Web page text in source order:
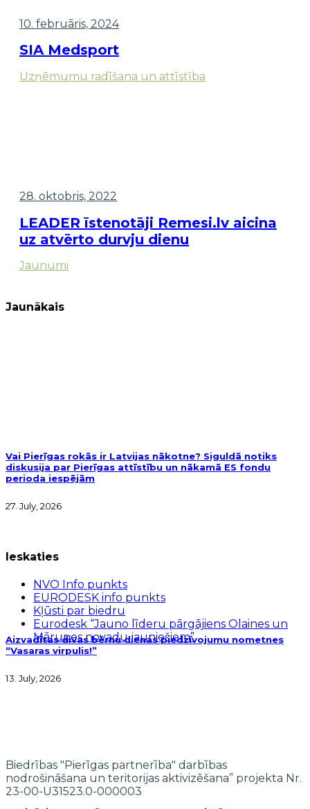
10. februāris, 2024
SIA Medsport
Uzņēmumu radīšana un attīstība
28. oktobris, 2022
LEADER īstenotāji Remesi.lv aicina
uz atvērto durvju dienu
Jaunumi
Jaunākais
Vai Pierīgas rokās ir Latvijas nākotne? Siguldā notiks
diskusija par Pierīgas attīstību un nākamā ES fondu
perioda iespējām
27. July, 2026
Aizvadītas divas bērnu dienas piedzīvojumu nometnes
“Vasaras virpulis!”
13. July, 2026
Ieskaties
NVO Info punkts
EURODESK info punkts
Kļūsti par biedru
Eurodesk “Jauno līderu pārgājiens Olaines un
Mārupes novadu jauniešiem”
Biedrības "Pierīgas partnerība" darbības
nodrošināšana un teritorijas aktivizēšana” projekta Nr.
23-00-U31523.0-000003